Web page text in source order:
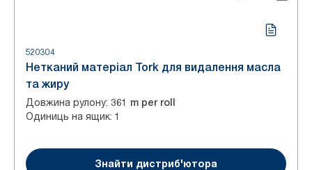
520304
Нетканий матеріал Tork для видалення масла
та жиру
Довжина рулону: 361 m per roll
Одиниць на ящик: 1
Знайти дистриб'ютора